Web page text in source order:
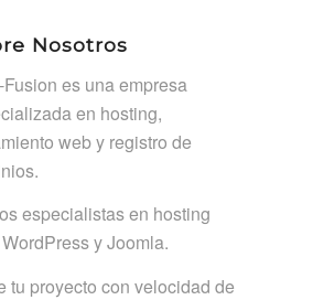
Nosotros
Fusion es una empresa
en hosting,
web y registro de
especialistas en hosting
y Joomla.
tu proyecto con velocidad de